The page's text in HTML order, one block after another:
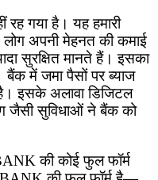
गया है। यह हमारी
अपनी मेहनत की कमाई
सुरक्षित मानते हैं। इसका
में जमा पैसों पर ब्याज
इसके अलावा डिजिटल
जैसी सुविधाओं ने बैंक को
की कोई फुल फॉर्म